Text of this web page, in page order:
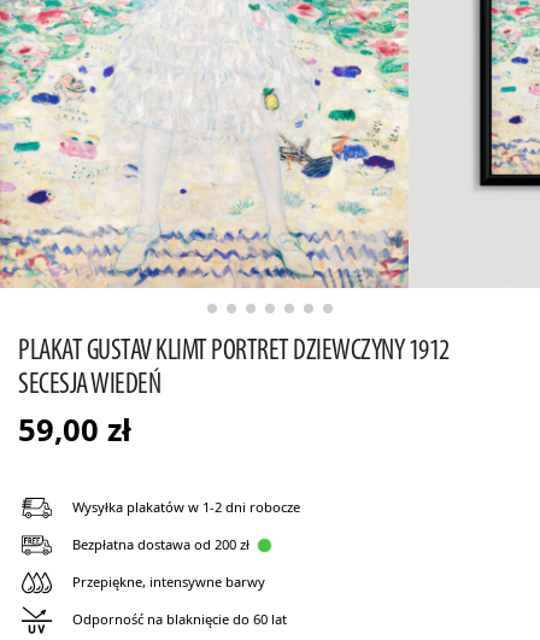
PLAKAT GUSTAV KLIMT PORTRET DZIEWCZYNY 1912
SECESJA WIEDEŃ
59,00 zł
Wysyłka plakatów w 1-2 dni robocze
Bezpłatna dostawa od 200 zł
Przepiękne, intensywne barwy
Odporność na blaknięcie do 60 lat